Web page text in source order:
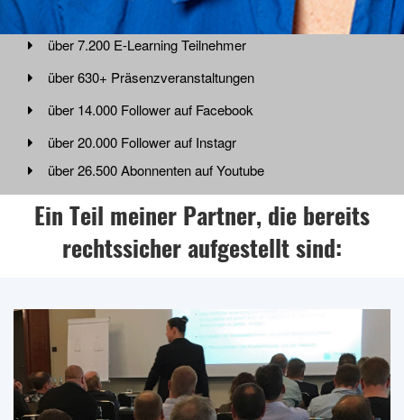
über 7.200 E-Learning Teilnehmer
über 630+ Präsenzveranstaltungen
über 14.000 Follower auf Facebook
über 20.000 Follower auf Instagr
über 26.500 Abonnenten auf Youtube
über 1.200 Follower auf LinkedIn
Ein Teil meiner Partner, die bereits